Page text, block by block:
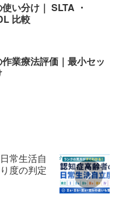
い分け｜ SLTA ・
比較
業療法評価｜最小セッ
常生活自
度の判定